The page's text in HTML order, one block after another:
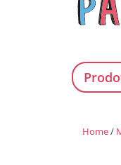
Home/